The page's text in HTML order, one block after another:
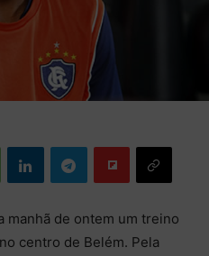
manhã de ontem um treino
centro de Belém. Pela